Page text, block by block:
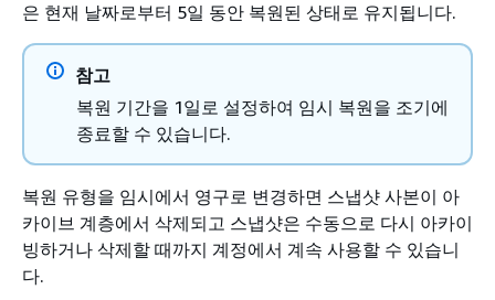
은 현재 날짜로부터 5일 동안 복원된 상태로 유지됩니다.
참고
복원 기간을 1일로 설정하여 임시 복원을 조기에
종료할 수 있습니다.
복원 유형을 임시에서 영구로 변경하면 스냅샷 사본이 아
카이브 계층에서 삭제되고 스냅샷은 수동으로 다시 아카이
빙하거나 삭제할 때까지 계정에서 계속 사용할 수 있습니
다.